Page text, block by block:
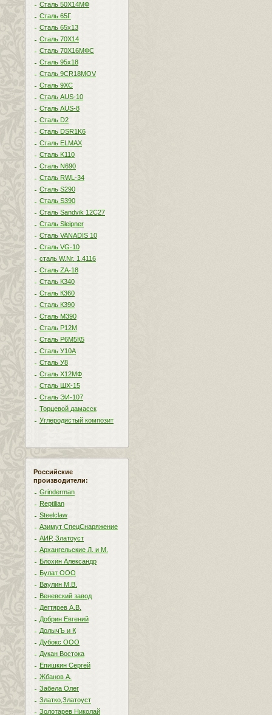
Сталь 50Х14МФ
Сталь 65Г
Сталь 65х13
Сталь 70Х14
Сталь 70Х16МФС
Сталь 95х18
Сталь 9CR18MOV
Сталь 9ХС
Сталь AUS-10
Сталь AUS-8
Сталь D2
Сталь DSR1K6
Сталь ELMAX
Сталь K110
Сталь N690
Сталь RWL-34
Сталь S290
Сталь S390
Сталь Sandvik 12C27
Сталь Sleipner
Сталь VANADIS 10
Сталь VG-10
сталь W.Nr. 1.4116
Сталь ZA-18
Сталь К340
Сталь К360
Сталь К390
Сталь М390
Сталь Р12М
Сталь Р6М5К5
Сталь У10А
Сталь У8
Сталь Х12МФ
Сталь ШХ-15
Сталь ЭИ-107
Торцевой дамасск
Углеродистый композит
Российские
производители:
Grinderman
Reptilian
Steelclaw
Азимут СпецСнаряжение
АИР, Златоуст
Архангельские Л. и М.
Блохин Александр
Булат ООО
Ваулин М.В.
Веневский завод
Дегтярев А.В.
Добрин Евгений
ДолычЪ и К
Дубокс ООО
Дукан Востока
Епишкин Сергей
Жбанов А.
Забела Олег
Златко,Златоуст
Золотарев Николай